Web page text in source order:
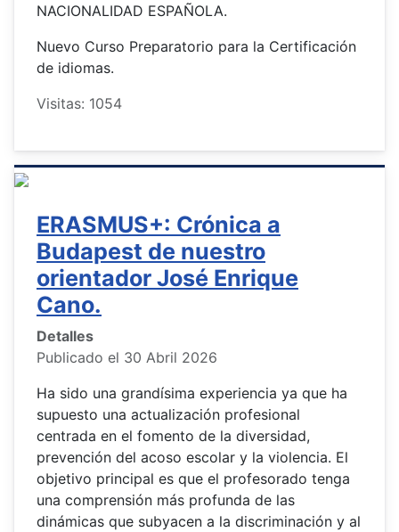
NACIONALIDAD ESPAÑOLA.
Nuevo Curso Preparatorio para la Certificación
de idiomas.
Visitas: 1054
ERASMUS+: Crónica a
Budapest de nuestro
orientador José Enrique
Cano.
Detalles
Publicado el 30 Abril 2026
Ha sido una grandísima experiencia ya que ha
supuesto una actualización profesional
centrada en el fomento de la diversidad,
prevención del acoso escolar y la violencia. El
objetivo principal es que el profesorado tenga
una comprensión más profunda de las
dinámicas que subyacen a la discriminación y al